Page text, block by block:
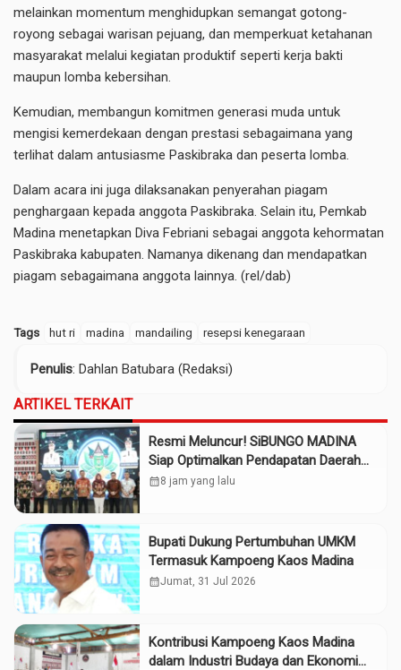
melainkan momentum menghidupkan semangat gotong-
royong sebagai warisan pejuang, dan memperkuat ketahanan
masyarakat melalui kegiatan produktif seperti kerja bakti
maupun lomba kebersihan.
Kemudian, membangun komitmen generasi muda untuk
mengisi kemerdekaan dengan prestasi sebagaimana yang
terlihat dalam antusiasme Paskibraka dan peserta lomba.
Dalam acara ini juga dilaksanakan penyerahan piagam
penghargaan kepada anggota Paskibraka. Selain itu, Pemkab
Madina menetapkan Diva Febriani sebagai anggota kehormatan
Paskibraka kabupaten. Namanya dikenang dan mendapatkan
piagam sebagaimana anggota lainnya. (rel/dab)
Tags hut ri madina mandailing resepsi kenegaraan
Penulis: Dahlan Batubara (Redaksi)
ARTIKEL TERKAIT
Resmi Meluncur! SiBUNGO MADINA
Siap Optimalkan Pendapatan Daerah
Madina
calendar_month8 jam yang lalu
Bupati Dukung Pertumbuhan UMKM
Termasuk Kampoeng Kaos Madina
calendar_monthJumat, 31 Jul 2026
Kontribusi Kampoeng Kaos Madina
dalam Industri Budaya dan Ekonomi